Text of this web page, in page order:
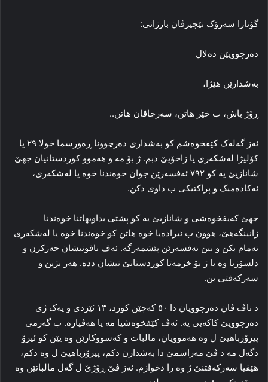
گۆتارا سه‌رۆک نێچیرڤان بارزانی:
ده‌رچوویێن ده‌لال
به‌شدارێن هێژا،
ڕۆژ باش، ب خێر هاتن، سه‌رچاڤان هاتن..
ئه‌ز گه‌له‌ک کێفخوه‌شم کو به‌شداری ده‌رچوونا ڕه‌ورسما خولا ۲۹ یا
کۆلیژا له‌شکه‌ری یا زاخۆیێ دبم. ژ بۆ مه‌ و هه‌موو کوردستانیان جهێ
شانازیێ یه‌ کو ۷۹۲ ئه‌فسه‌رێن جوان خوه‌ندنا خوه‌ یا له‌شکه‌ری،
ئەکاده‌میک و پراکتیکی ب داوی دکن.
جهێ که‌یفخوه‌شی و شانازیێ یه‌ کو پشتی بداویهاتنا خوه‌ندنا
زانینگه‌هێ، هوون ب ئیراده‌یا خوه‌ هاتن کو خوه‌ندنا خوه‌ یا له‌شکه‌ری
ته‌مام بکن و ببن ئه‌فسه‌رێن پێشمه‌رگه‌. ئه‌ڤ ناڤونیشان حەزکرن و
دلسۆزیا وه‌ یا ژ بۆ خزمه‌تا کوردستانێ نیشان دده‌. هه‌ر بژین و
سه‌رکه‌فتی بن.
د ناڤ ڤان ده‌رچوویان دا ٥۰ که‌چێن کورد، ۱۳ ئێزدی و یه‌ک ژی
ده‌رچوویێ کاکەیی یه‌. ئه‌ڤ کێفخوه‌شیا مه‌ یا هه‌ڤپاره‌. ب گه‌رمی
پیرۆزباهیێ ل وه‌ هه‌موویان، مالبات و که‌سووکارێن وه‌ یێن کو ئیرۆ
دگەل مە د ڤێ مه‌راسمێ دا به‌شدارن دکم، پیرۆزباهیێ ل وه‌ دکم،
هێڤیا سه‌رکه‌فتنێ ژ وه‌ را دخوازم. ئه‌ز ڤێ ڕۆژێ ل گه‌ل مالباتێن وه‌